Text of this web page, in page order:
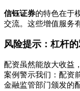
信钰证券的特色在于
交流。这些增值服务
风险提示：杠杆
配资虽然能放大收益
案例警示我们：配资
金融监管部门颁发的